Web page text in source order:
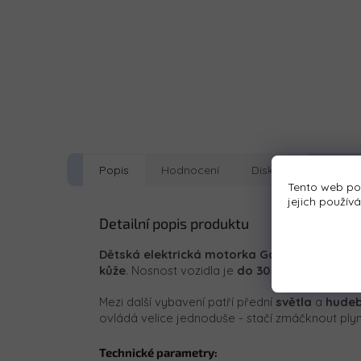
Tento web
jejich
Popis Hodnocení Diskuze
Detailní popis produktu
Dětská elektrická motorka Goldwing
kůže. Nosnost vozidla je do 30 kg
Mezi další vybavení patří přední světla a
ovládá velice jednoduše - stačí zmáčknout
Technické parametry: